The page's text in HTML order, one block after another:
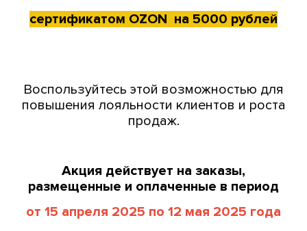
сертификатом OZON на 5000 рублей
Воспользуйтесь этой возможностью для
повышения лояльности клиентов и роста
продаж.
Акция действует на заказы,
размещенные и оплаченные в период
от 15 апреля 2025 по 12 мая 2025 года